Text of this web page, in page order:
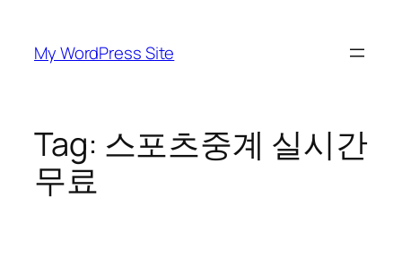
content
My WordPress Site
Tag: 스포츠중계 실시간
무료